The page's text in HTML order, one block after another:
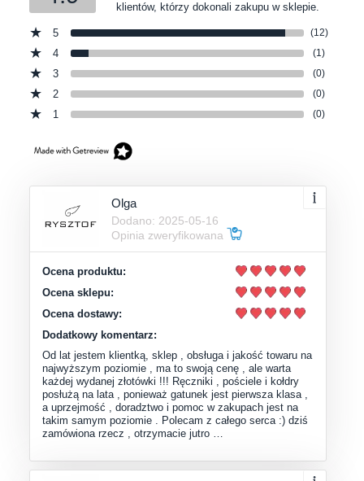
klientów, którzy dokonali zakupu w sklepie.
5 (12)
4 (1)
3 (0)
2 (0)
1 (0)
Olga
Dodano: 2025-05-16
Opinia zweryfikowana
Ocena produktu:
Ocena sklepu:
Ocena dostawy:
Dodatkowy komentarz:
Od lat jestem klientką, sklep , obsługa i jakość towaru na
najwyższym poziomie , ma to swoją cenę , ale warta
każdej wydanej złotówki !!! Ręczniki , pościele i kołdry
posłużą na lata , ponieważ gatunek jest pierwsza klasa ,
a uprzejmość , doradztwo i pomoc w zakupach jest na
takim samym poziomie . Polecam z całego serca :) dziś
zamówiona rzecz , otrzymacie jutro …